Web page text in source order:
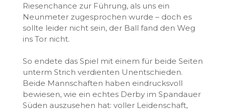
Riesenchance zur Führung, als uns ein
Neunmeter zugesprochen wurde – doch es
sollte leider nicht sein, der Ball fand den Weg
ins Tor nicht.
​So endete das Spiel mit einem für beide Seiten
unterm Strich verdienten Unentschieden.
Beide Mannschaften haben eindrucksvoll
bewiesen, wie ein echtes Derby im Spandauer
Süden auszusehen hat: voller Leidenschaft,